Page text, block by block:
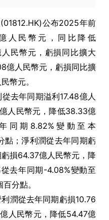
公布2025年前
人民幣元，同比降低
民幣元，虧損同比擴大
億人民幣元，虧損同比擴
幣元。
去年同期溢利17.48億人
人民幣元，降低38.33億
同期8.82%變動至本
點；淨利潤從去年同期虧
損64.37億人民幣元，降
去年同期-4.08%變動至
分點。
潤從去年同期虧損10.76
人民幣元，降低54.47億